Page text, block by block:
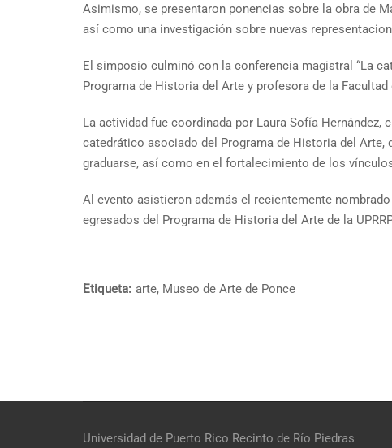
Asimismo, se presentaron ponencias sobre la obra de
así como una investigación sobre nuevas
El simposio culminó con la conferencia magistral “La
Programa de Historia del Arte y profesora de la Facultad
La actividad fue coordinada por Laura Sofía Hernández,
catedrático asociado del Programa de Historia del
graduarse, así como en el fortalecimiento de los
Al evento asistieron además el recientemente
egresados del Programa de Historia del Arte de la
Etiqueta: arte, Museo de Arte de Ponce
Universidad de Puerto Rico Recinto de Río Piedras